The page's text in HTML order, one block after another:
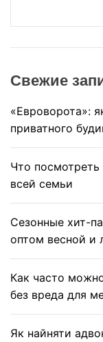
r
h
Свежие
«Евроворота»:
приватного
Что
всей семьи
Сезонные хит-
оптом весной и
Как часто
без вреда для
Як найняти